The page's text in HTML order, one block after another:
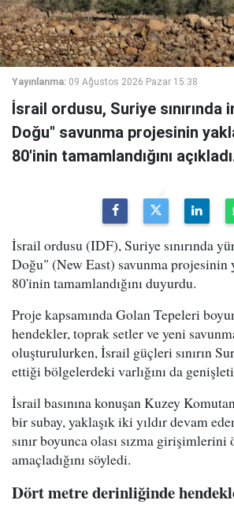
Yayınlanma: 09 Ağustos 2026 Pazar 15:38
İsrail ordusu, Suriye
Doğu" savunma projesinin
80'inin tamamlandığını
İsrail ordusu (IDF), Suriye sınırında
Doğu" (New East) savunma projesinin
80'inin tamamlandığını duyurdu.
Proje kapsamında Golan Tepeleri
hendekler, toprak setler ve yeni
oluşturulurken, İsrail güçleri sınırın
ettiği bölgelerdeki varlığını da
İsrail basınına konuşan Kuzey
bir subay, yaklaşık iki yıldır devam
sınır boyunca olası sızma girişimlerini
amaçladığını söyledi.
Dört metre derinliğinde